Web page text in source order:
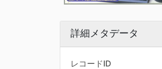
詳細メタデータ
レコードID